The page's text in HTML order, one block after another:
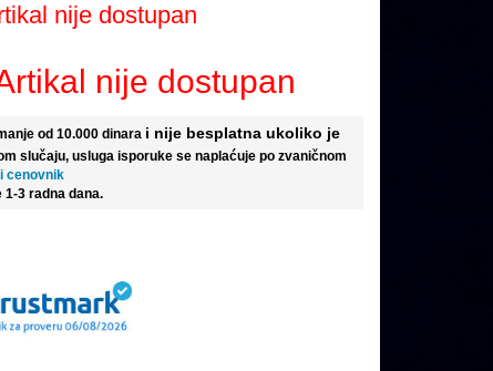
nije dostupan
nije dostupan
od 10.000 dinara i nije besplatna ukoliko je
slučaju, usluga isporuke se naplaćuje po zvaničnom
cenovnik
3 radna dana.